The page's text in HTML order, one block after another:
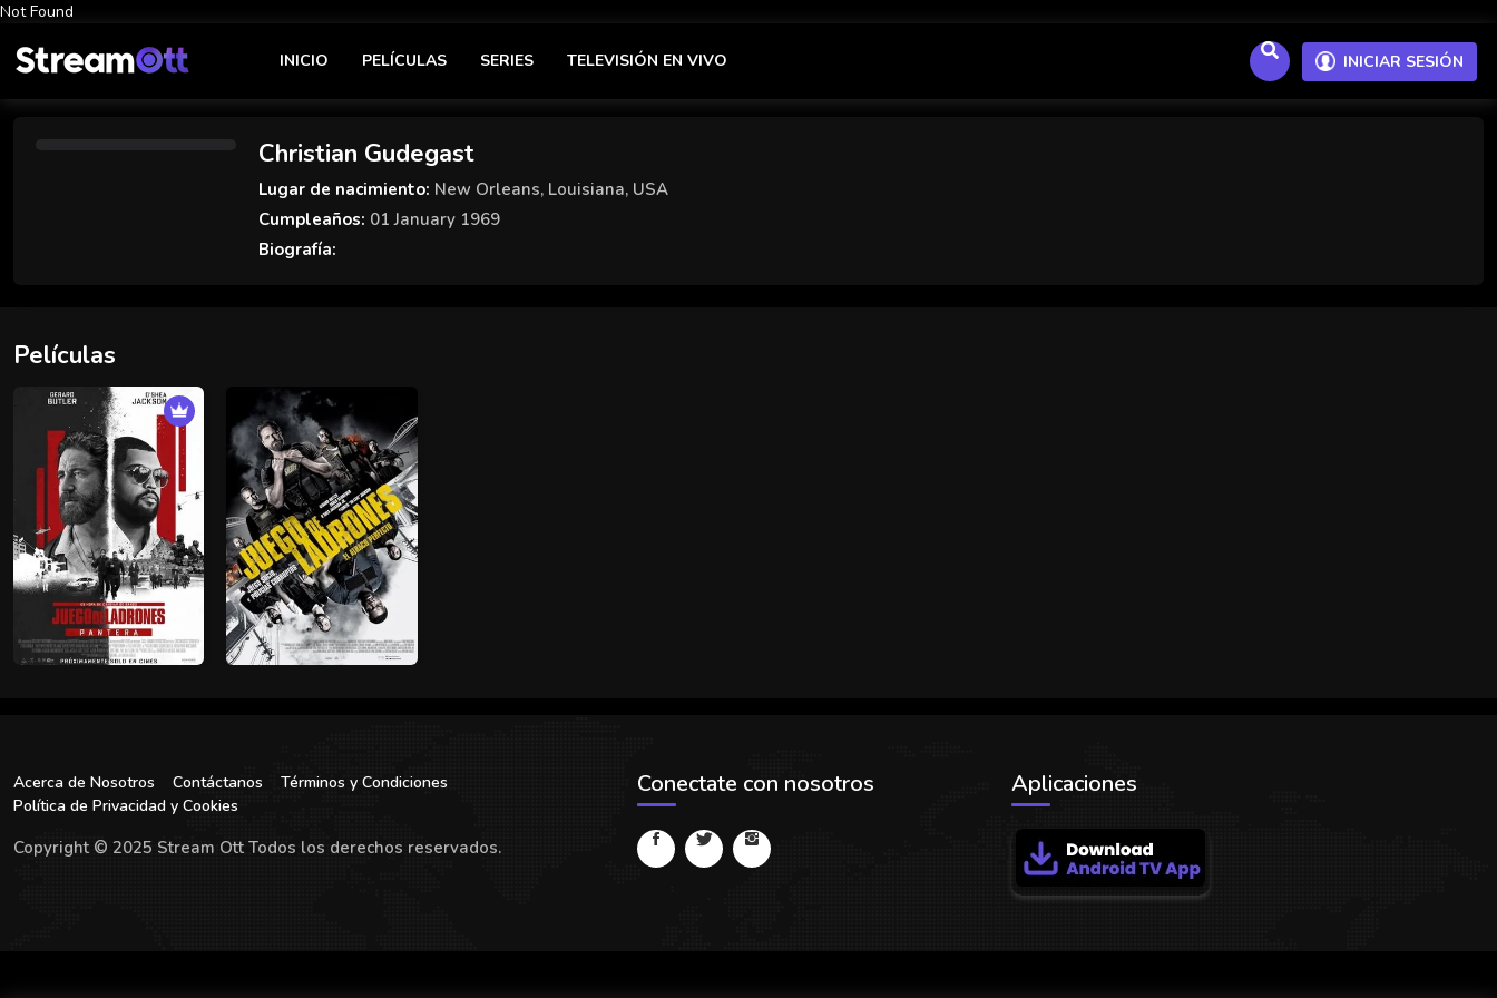
Not Found
INICIO PELÍCULAS SERIES TELEVISIÓN EN VIVO INICIAR SESIÓN
Christian Gudegast
Lugar de nacimiento: New Orleans, Louisiana, USA
Cumpleaños: 01 January 1969
Biografía:
Películas
Acerca de Nosotros Contáctanos
Términos y Condiciones
Política de Privacidad y Cookies
Copyright © 2025 Stream Ott Todos los derechos reservados.
Conectate con nosotros Aplicaciones